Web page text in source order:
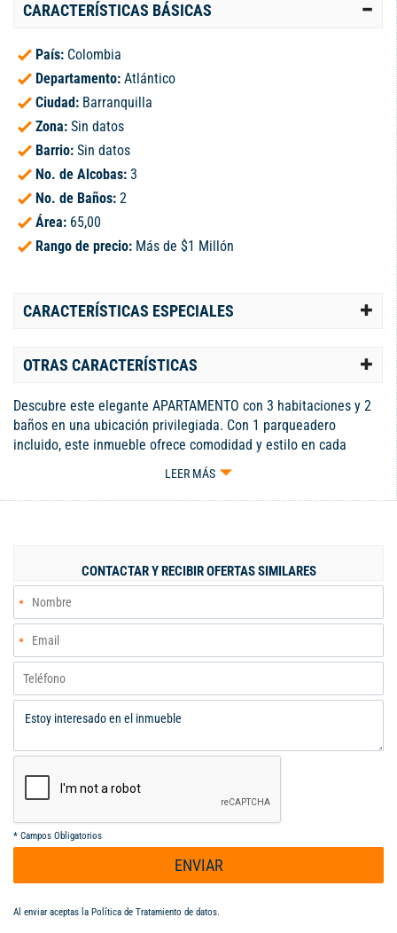
CARACTERÍSTICAS BÁSICAS
País: Colombia
Departamento: Atlántico
Ciudad: Barranquilla
Zona: Sin datos
Barrio: Sin datos
No. de Alcobas: 3
No. de Baños: 2
Área: 65,00
Rango de precio: Más de $1 Millón
CARACTERÍSTICAS ESPECIALES
OTRAS CARACTERÍSTICAS
Descubre este elegante APARTAMENTO con 3 habitaciones y 2
baños en una ubicación privilegiada. Con 1 parqueadero
incluido, este inmueble ofrece comodidad y estilo en cada
rincón. Con una distribución inteligente y amplios espacios, es
Disfruta de sus metros cuadrados undefined, perfectos para
información! Lizleidy Sanchez Orozco - 3174306479. Código
interno: 122245
LEER MÁS
CONTACTAR Y RECIBIR OFERTAS SIMILARES
* Campos Obligatorios
ENVIAR
Al enviar aceptas la Política de Tratamiento de datos.